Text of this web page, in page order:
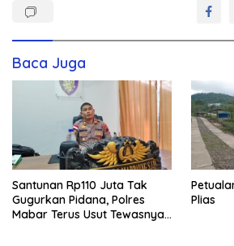
Baca Juga
Santunan Rp110 Juta Tak
Gugurkan Pidana, Polres
Mabar Terus Usut Tewasnya
Plias